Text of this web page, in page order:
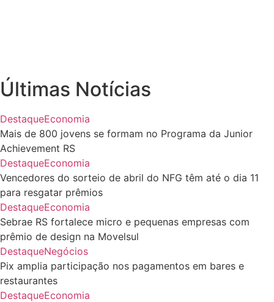
Últimas Notícias
DestaqueEconomia
Mais de 800 jovens se formam no Programa da Junior
Achievement RS
DestaqueEconomia
Vencedores do sorteio de abril do NFG têm até o dia 11
para resgatar prêmios
DestaqueEconomia
Sebrae RS fortalece micro e pequenas empresas com
prêmio de design na Movelsul
DestaqueNegócios
Pix amplia participação nos pagamentos em bares e
restaurantes
DestaqueEconomia